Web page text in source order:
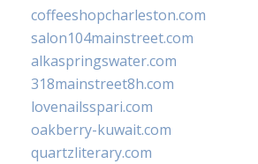
coffeeshopcharleston.com
salon104mainstreet.com
alkaspringswater.com
318mainstreet8h.com
lovenailsspari.com
oakberry-kuwait.com
quartzliterary.com